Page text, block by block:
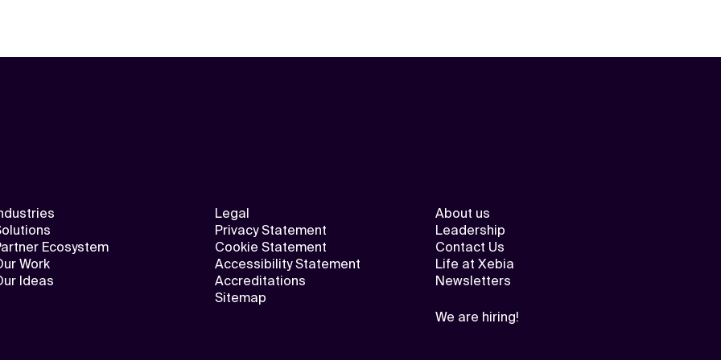
Ecosystem
Work
Ideas
Legal
Privacy Statement
Cookie Statement
Accessibility Statement
Accreditations
Sitemap
About us
Leadership
Contact Us
Life at Xebia
Newsletters
We are hiring!